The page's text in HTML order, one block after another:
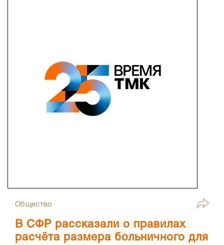
Общество
В СФР рассказали о правилах
расчёта размера больничного для